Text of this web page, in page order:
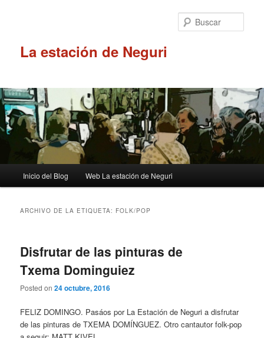
La estación de Neguri
principal
Inicio del Blog Web La estación de Neguri
ARCHIVO DE LA ETIQUETA: FOLK/POP
Disfrutar de las pinturas de
Txema Dominguiez
Posted on24 octubre, 2016
FELIZ DOMINGO. Pasáos por La Estación de Neguri a disfrutar
de las pinturas de TXEMA DOMÍNGUEZ. Otro cantautor folk-pop